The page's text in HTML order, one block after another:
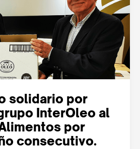
solidario por
InterOleo al
por
consecutivo.